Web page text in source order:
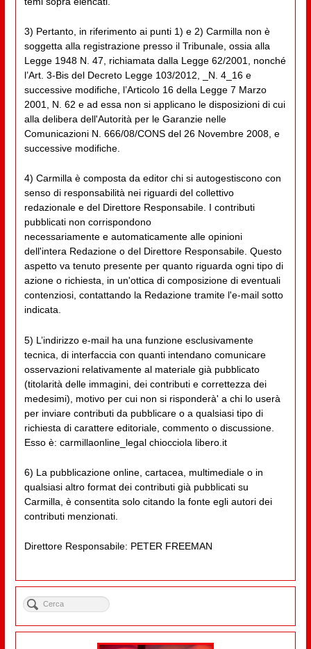
3) Pertanto, in riferimento ai punti 1) e 2) Carmilla non è
soggetta alla registrazione presso il Tribunale, ossia alla
Legge 1948 N. 47, richiamata dalla Legge 62/2001, nonché
l’Art. 3-Bis del Decreto Legge 103/2012, _N. 4_16 e
successive modifiche, l’Articolo 16 della Legge 7 Marzo
2001, N. 62 e ad essa non si applicano le disposizioni di cui
alla delibera dell'Autorità per le Garanzie nelle
Comunicazioni N. 666/08/CONS del 26 Novembre 2008, e
successive modifiche.
4) Carmilla è composta da editor chi si autogestiscono con
senso di responsabilità nei riguardi del collettivo
redazionale e del Direttore Responsabile. I contributi
pubblicati non corrispondono
necessariamente e automaticamente alle opinioni
dell'intera Redazione o del Direttore Responsabile. Questo
aspetto va tenuto presente per quanto riguarda ogni tipo di
azione o richiesta, in un'ottica di composizione di eventuali
contenziosi, contattando la Redazione tramite l'e-mail sotto
indicata.
5) L’indirizzo e-mail ha una funzione esclusivamente
tecnica, di interfaccia con quanti intendano comunicare
osservazioni relativamente al materiale già pubblicato
(titolarità delle immagini, dei contributi e correttezza dei
medesimi), motivo per cui non si risponderà' a chi lo userà
per inviare contributi da pubblicare o a qualsiasi tipo di
richiesta di carattere editoriale, commento o discussione.
Esso è: carmillaonline_legal chiocciola libero.it
6) La pubblicazione online, cartacea, multimediale o in
qualsiasi altro format dei contributi già pubblicati su
Carmilla, è consentita solo citando la fonte egli autori dei
contributi menzionati.
Direttore Responsabile: PETER FREEMAN